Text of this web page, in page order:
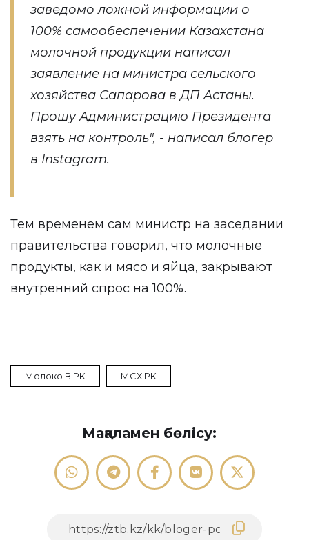
заведомо ложной информации о
100% самообеспечении Казахстана
молочной продукции написал
заявление на министра сельского
хозяйства Сапарова в ДП Астаны.
Прошу Администрацию Президента
взять на контроль", - написал блогер
в Instagram.
Тем временем сам министр на заседании
правительства говорил, что молочные
продукты, как и мясо и яйца, закрывают
внутренний спрос на 100%.
Молоко В РК МСХ РК
Мақаламен бөлісу: